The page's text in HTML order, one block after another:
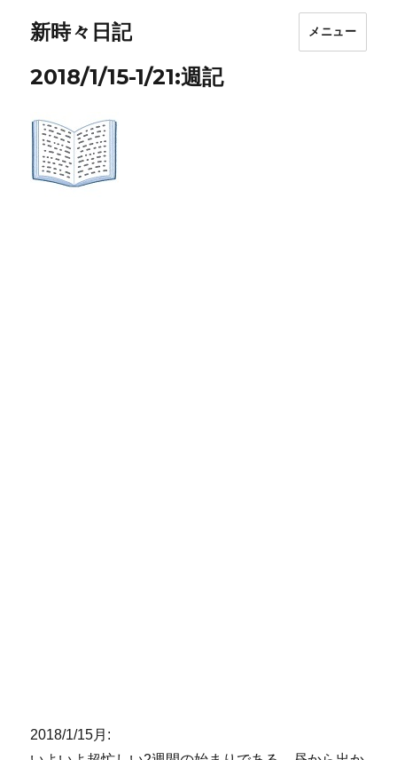
新時々日記 メニュー
2018/1/15-1/21:週記
2018/1/15月: